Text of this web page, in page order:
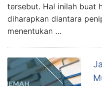
tersebut. Hal inilah buat
diharapkan diantara
menentukan …